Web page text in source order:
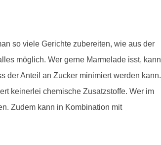
so viele Gerichte zubereiten, wie aus der
möglich. Wer gerne Marmelade isst, kann
der Anteil an Zucker minimiert werden kann.
keinerlei chemische Zusatzstoffe. Wer im
Zudem kann in Kombination mit